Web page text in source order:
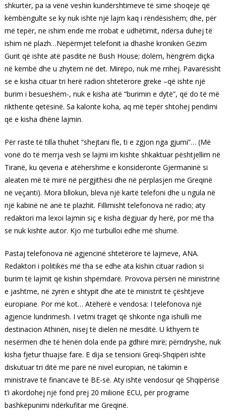
shkurtër, pa ia vënë veshin kundërshtimeve të sime shoqeje që
këmbëngulte se ky nuk ishte një lajm kaq i rëndësishëm; dhe, për
më tepër, ne ishim ende me rrobat e udhëtimit, ndërsa duhej të
ishim në plazh…Nëpërmjet telefonit ia dhashë kronikën Gëzim
Gurit që ishte atë pasdite në Bush House; dolëm, hëngrëm diçka
në këmbë dhe u zhytëm në det. Mirëpo, nuk më rrihej. Pavarësisht
se e kisha cituar tri herë radion shtetërore greke –që ishte një
burim i besueshëm-, nuk e kisha atë “burimin e dytë”, që do të më
rikthente qetësinë. Sa kalonte koha, aq më tepër shtohej pendimi
që e kisha dhënë lajmin.
Për raste të tilla thuhet “shejtani fle, ti e zgjon nga gjumi”… (Më
vonë do të merrja vesh se lajmi im kishte shkaktuar pështjellim në
Tiranë, ku qeveria e atëhershme e konsideronte Gjermaninë si
aleaten më të mirë në përgjithësi dhe në përplasjen me Greqinë
në veçanti). Mora bllokun, bleva një kartë telefoni dhe u ngula në
një kabinë në anë të plazhit. Fillimisht telefonova në radio; aty
redaktori ma lexoi lajmin siç e kisha dëgjuar dy herë, por më tha
se nuk kishte autor. Kjo më turbulloi edhe më shumë.
Pastaj telefonova në agjencinë shtetërore të lajmeve, ANA.
Redaktori i politikës më tha se edhe ata kishin cituar radion si
burim të lajmit që kishin shpërndarë. Provova përsëri në ministrinë
e jashtme, në zyrën e shtypit dhe atë të ministrit të çështjeve
europiane. Por më kot… Atëherë e vendosa: I telefonova një
agjencie lundrimesh. I vetmi traget që shkonte nga ishulli me
destinacion Athinën, nisej të dielën në mesditë. U kthyem të
nesërmen dhe të hënën dola ende pa gdhirë mirë; përndryshe, nuk
kisha fjetur thuajse fare. E dija se tensioni Greqi-Shqipëri ishte
diskutuar tri ditë më parë në nivel europian, në takimin e
ministrave të financave të BE-së. Aty ishte vendosur që Shqipërisë
t’i akordohej një fond prej 20 milionë ECU, për programe
bashkëpunimi ndërkufitar me Greqinë.